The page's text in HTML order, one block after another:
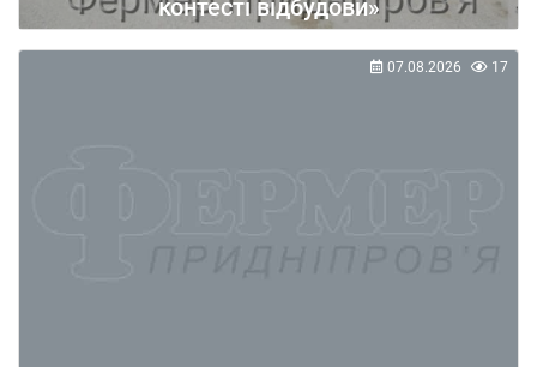
контесті відбудови»
07.08.2026 17